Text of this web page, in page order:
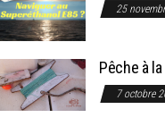
25
Pêche à
7 octobre